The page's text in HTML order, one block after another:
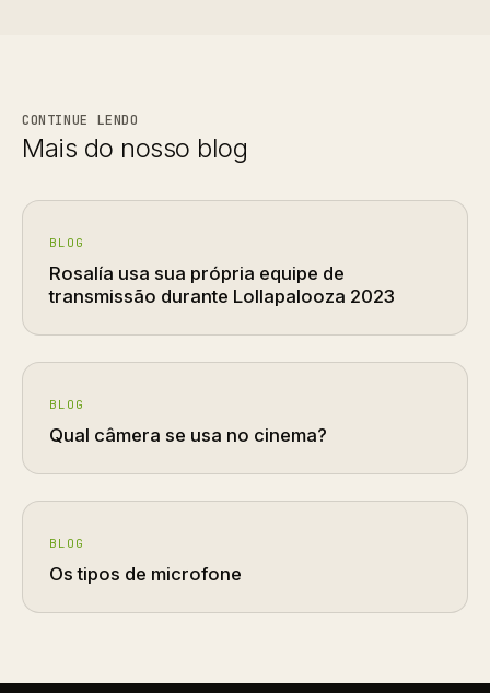
CONTINUE LENDO
Mais do nosso blog
BLOG
Rosalía usa sua própria equipe de
transmissão durante Lollapalooza 2023
BLOG
Qual câmera se usa no cinema?
BLOG
Os tipos de microfone